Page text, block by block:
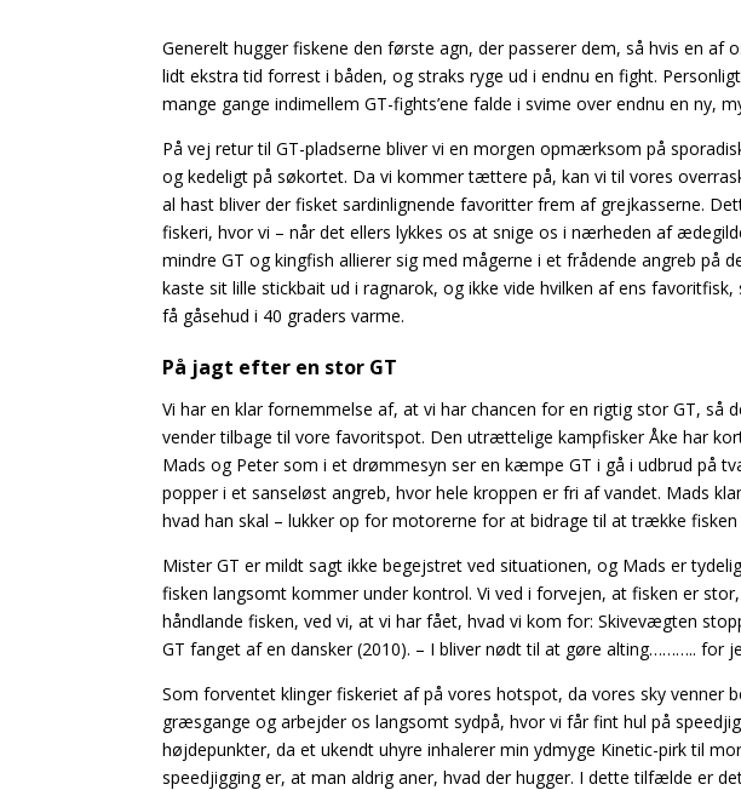
Generelt hugger fiskene den første agn, der passerer dem, så hvis en af
lidt ekstra tid forrest i båden, og straks ryge ud i endnu en fight.
mange gange indimellem GT-fights’ene falde i svime over endnu en ny,
På vej retur til GT-pladserne bliver vi en morgen opmærksom på
og kedeligt på søkortet. Da vi kommer tættere på, kan vi til vores
al hast bliver der fisket sardinlignendefavoritter frem af grejkasserne.
fiskeri, hvor vi – når det ellers lykkes os at snige os i nærheden af
mindre GT og kingfish allierer sig med mågerne i et frådende angreb på
kaste sit lille stickbait ud i ragnarok, og ikke vide hvilken afens favoritfisk,
få gåsehud i 40 graders varme.
På jagt efter en stor GT
Vi har en klar fornemmelse af, at vi har chancen for en rigtig stor GT, så
vender tilbage til vore favoritspot. Den utrættelige kampfisker Åke har
Mads og Peter som i et drømmesyn ser en kæmpe GT i gå i udbrud på
popper i et sanseløst angreb, hvor hele kroppen er fri af vandet. Mads
hvad han skal – lukker op for motorerne for at bidrage til at trække
Mister GT er mildt sagt ikke begejstret ved situationen, og Mads er
fisken langsomt kommer under kontrol. Vi ved i forvejen, at fisken er
håndlande fisken, ved vi, at vi har fået, hvad vi kom for: Skivevægten
GT fanget af en dansker (2010). – I bliver nødt til at gøre alting……….. for
Som forventet klinger fiskeriet af på vores hotspot, da vores sky venner
græsgange og arbejder os langsomt sydpå, hvor vi får fint hul på
højdepunkter, da et ukendt uhyre inhalerer min ydmyge Kinetic-pirk til
speedjigging er, at man aldrig aner, hvad der hugger. I dette tilfælde er